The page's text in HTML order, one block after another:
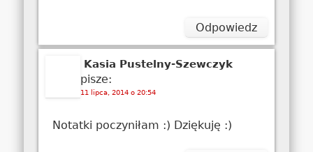
Odpowiedz
Kasia Pustelny-Szewczyk
pisze:
11 lipca, 2014 o 20:54
Notatki poczyniłam :) Dziękuję :)